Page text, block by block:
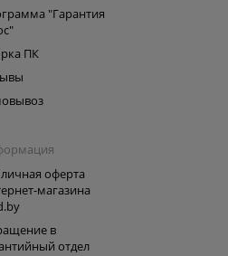
"Гарантия
ПК
оферта
магазина
в
отдел